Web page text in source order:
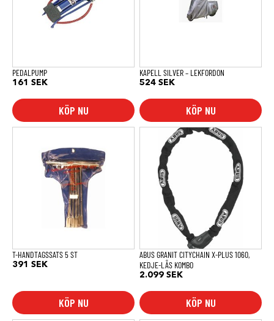
PEDALPUMP
161 SEK
KÖP NU
KAPELL SILVER – LEKFORDON
524 SEK
KÖP NU
T-HANDTAGSSATS 5 ST
391 SEK
KÖP NU
ABUS GRANIT CITYCHAIN X-PLUS 1060,
KEDJE-LÅS KOMBO
2.099 SEK
KÖP NU